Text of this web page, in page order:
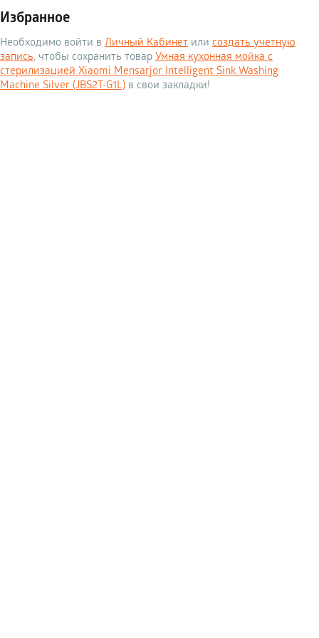
Избранное
Необходимо войти в Личный Кабинет или создать учетную
запись, чтобы сохранить товар Умная кухонная мойка с
стерилизацией Xiaomi Mensarjor Intelligent Sink Washing
Machine Silver (JBS2T-G1L) в свои закладки!